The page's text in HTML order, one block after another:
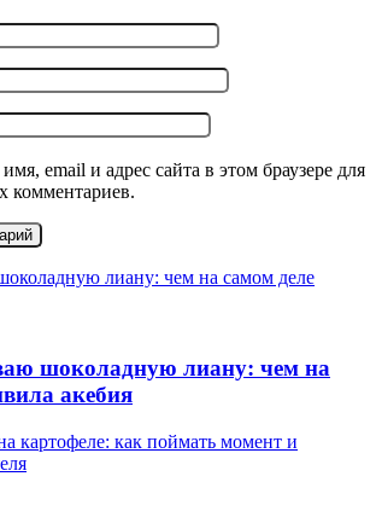
email и адрес сайта в этом браузере для
комментариев.
лиану: чем на самом деле
шоколадную лиану: чем на
акебия
картофеле: как поймать момент и